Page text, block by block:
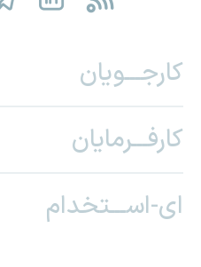
کارجـــویان
کارفـــرمایان
ای-اســـتخدام